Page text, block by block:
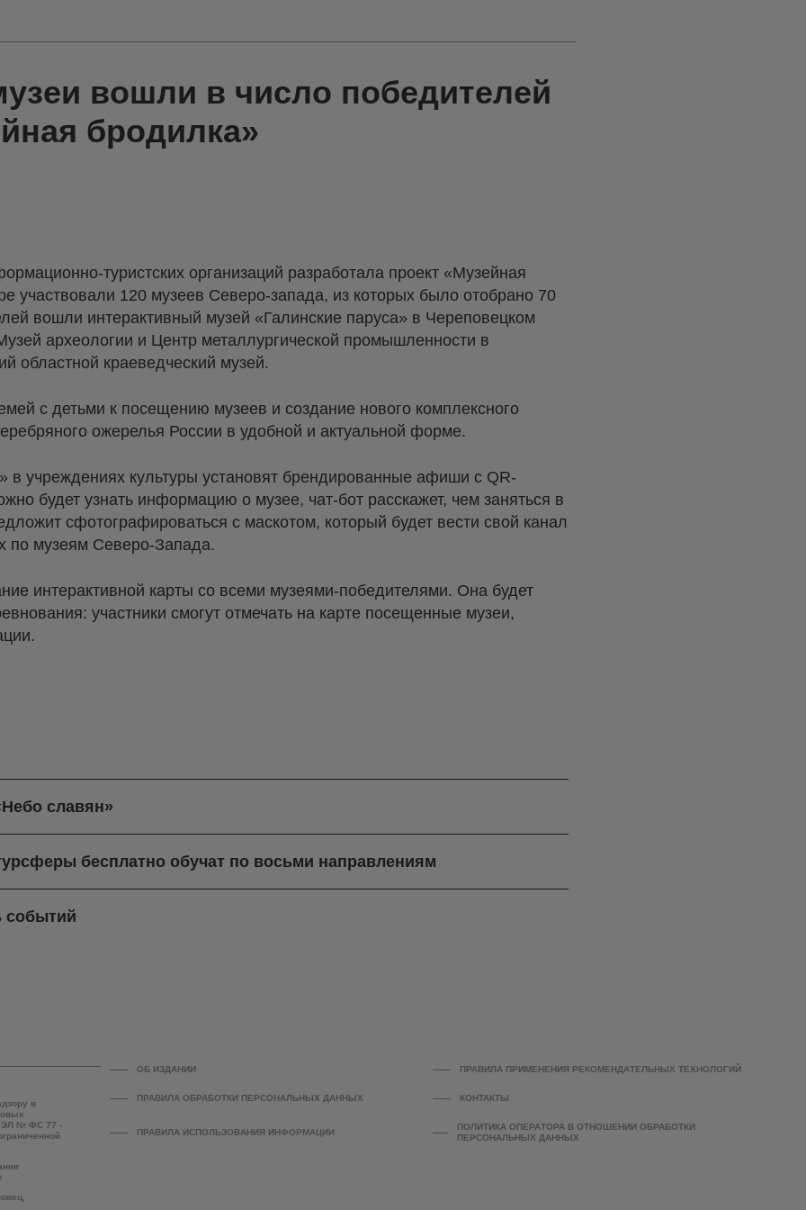
вошли в число победителей
бродилка»
туристских организаций разработала проект «Музейная
участвовали 120 музеев Северо-запада, из которых было отобрано 70
вошли интерактивный музей «Галинские паруса» в Череповецком
археологии и Центр металлургической промышленности в
областной краеведческий музей.
с детьми к посещению музеев и создание нового комплексного
ожерелья России в удобной и актуальной форме.
в учреждениях культуры установят брендированные афиши с QR-
будет узнать информацию о музее, чат-бот расскажет, чем заняться в
сфотографироваться с маскотом, который будет вести свой канал
по музеям Северо-Запада.
интерактивной карты со всеми музеями-победителями. Она будет
участники смогут отмечать на карте посещенные музеи,
славян»
бесплатно обучат по восьми направлениям
событий
в
ЭЛ № ФС 77 -
ОБ ИЗДАНИИ ПРАВИЛА ПРИМЕНЕНИЯ РЕКОМЕНДАТЕЛЬНЫХ ТЕХНОЛОГИЙ
ПРАВИЛА ОБРАБОТКИ ПЕРСОНАЛЬНЫХ ДАННЫХ КОНТАКТЫ
ПРАВИЛА ИСПОЛЬЗОВАНИЯ ИНФОРМАЦИИ
ПОЛИТИКА ОПЕРАТОРА В ОТНОШЕНИИ ОБРАБОТКИ
ПЕРСОНАЛЬНЫХ ДАННЫХ